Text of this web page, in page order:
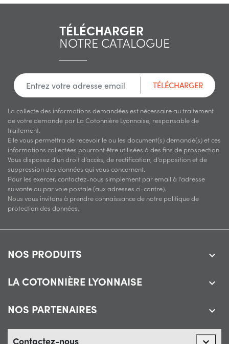
TÉLÉCHARGER
NOTRE CATALOGUE
TÉLÉCHARGER
La collecte des informations demandées est nécessaire au traitement
de votre demande par La Cotonnière Lyonnaise, responsable de
traitement.
Elle vous permettra de recevoir le ou les document(s) demandé(s) et ces
informations collectées pourront être utilisées à des fins de prospection.
Vous disposez d’un droit d’accès, de rectification, d’opposition et de
suppression des données qui vous concernent.
Pour les exercer, contactez-nous simplement par email à l’adresse
suivante ou par voie postale (aux adresses ci-contre).
Nous vous invitons à prendre connaissance de notre politique de
protection des données.
NOS PRODUITS 
LA COTONNIÈRE LYONNAISE 
NOS PARTENAIRES 
Contactez-nous